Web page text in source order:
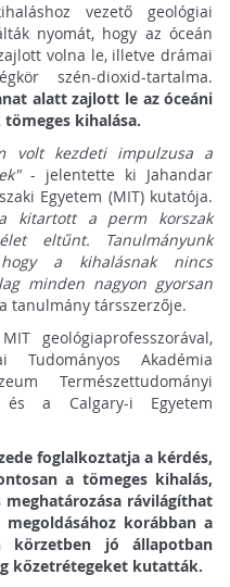
vezető geológiai
nyomát, hogy az óceán
volna le, illetve drámai
szén-dioxid-tartalma.
alatt zajlott le az óceáni
kihalása.
volt kezdeti impulzusa a
- jelentette ki Jahandar
Egyetem (MIT) kutatója.
kitartott a perm korszak
eltűnt. Tanulmányunk
hogy a kihalásnak nincs
minden nagyon gyorsan
tanulmány társszerzője.
geológiaprofesszorával,
Akadémia
Természettudományi
és a Calgary-i Egyetem
foglalkoztatja a kérdés,
a tömeges kihalás,
rávilágíthat
korábban a
körzetben jó állapotban
kőzetrétegeket kutatták.